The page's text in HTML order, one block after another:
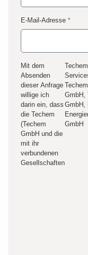
*
E-Mail-Adresse
Mit dem
Absenden
dieser Anfrage
willige ich
darin ein, dass
die Techem
(Techem
GmbH und die
mit ihr
verbundenen
Gesellschaften
GmbH,
GmbH,
GmbH